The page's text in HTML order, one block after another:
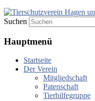
Umgebung
Suchen
Hauptmenü
Startseite
Der Verein
Mitgliedschaft
Patenschaft
Tierhilfegruppe